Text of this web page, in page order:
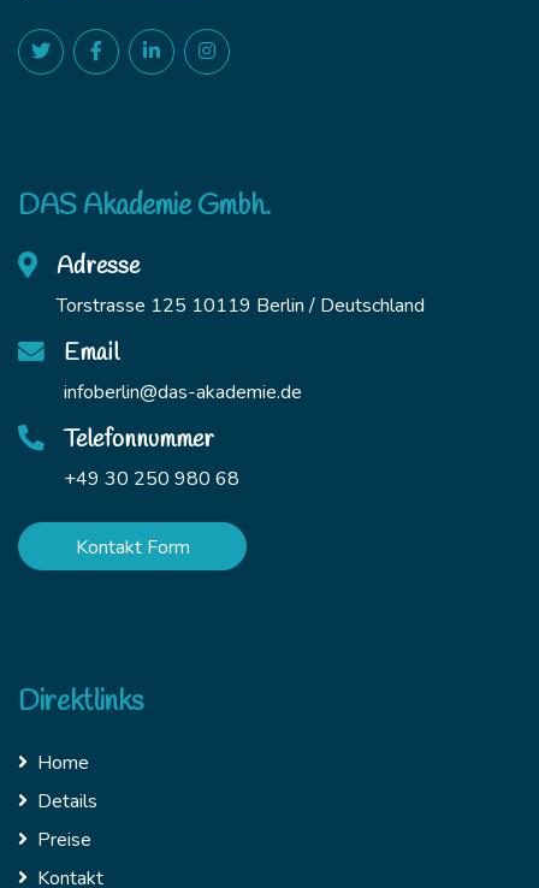
DAS Akademie Gmbh.
Adresse
Torstrasse 125 10119 Berlin / Deutschland
Email
infoberlin@das-akademie.de
Telefonnummer
+49 30 250 980 68
Kontakt Form
Direktlinks
Home
Details
Preise
Kontakt